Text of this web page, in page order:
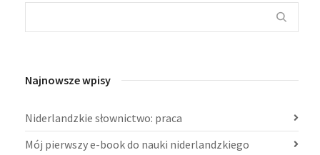
Najnowsze wpisy
Niderlandzkie słownictwo: praca
Mój pierwszy e-book do nauki niderlandzkiego